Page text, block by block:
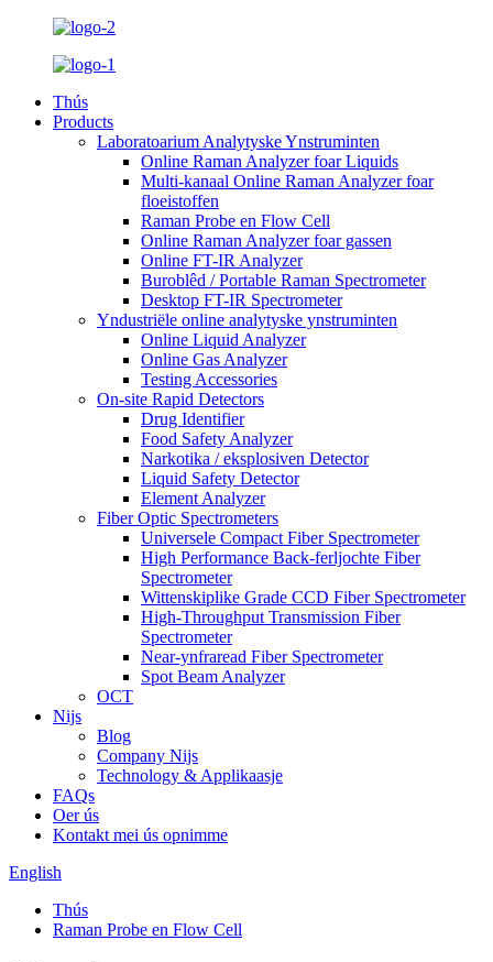
Thús
Products
Laboratoarium Analytyske Ynstruminten
Online Raman Analyzer foar Liquids
Multi-kanaal Online Raman Analyzer foar
floeistoffen
Raman Probe en Flow Cell
Online Raman Analyzer foar gassen
Online FT-IR Analyzer
Buroblêd / Portable Raman Spectrometer
Desktop FT-IR Spectrometer
Yndustriële online analytyske ynstruminten
Online Liquid Analyzer
Online Gas Analyzer
Testing Accessories
On-site Rapid Detectors
Drug Identifier
Food Safety Analyzer
Narkotika / eksplosiven Detector
Liquid Safety Detector
Element Analyzer
Fiber Optic Spectrometers
Universele Compact Fiber Spectrometer
High Performance Back-ferljochte Fiber
Spectrometer
Wittenskiplike Grade CCD Fiber Spectrometer
High-Throughput Transmission Fiber
Spectrometer
Near-ynfraread Fiber Spectrometer
Spot Beam Analyzer
OCT
Nijs
Blog
Company Nijs
Technology & Applikaasje
FAQs
Oer ús
Kontakt mei ús opnimme
English
Thús
Raman Probe en Flow Cell